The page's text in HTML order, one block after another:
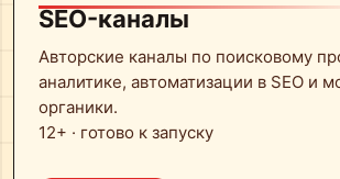
SEO-каналы
Авторские каналы по поисковому
аналитике, автоматизации в SEO и
органики.
12+ · готово к запуску